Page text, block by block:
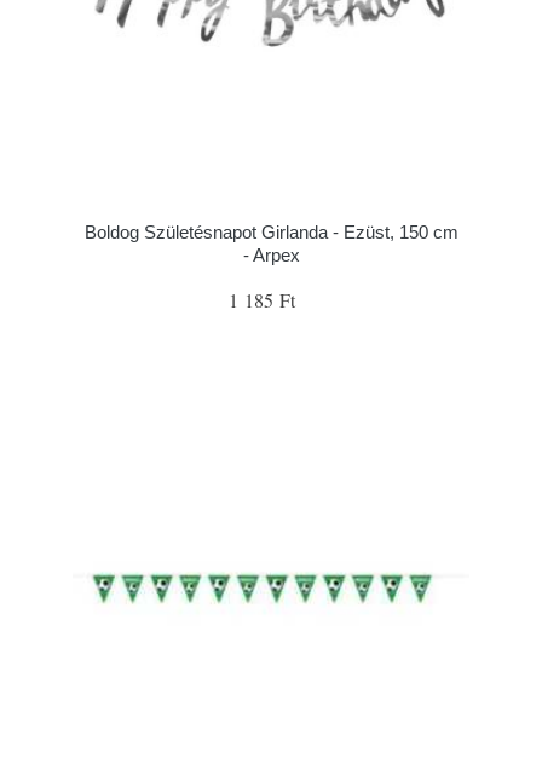
Boldog Születésnapot Girlanda - Ezüst, 150 cm
- Arpex
1 185 Ft